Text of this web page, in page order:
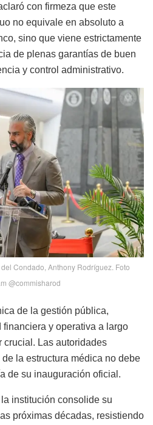
con firmeza que este
no equivale en absoluto a
sino que viene estrictamente
de plenas garantías de buen
y control administrativo.
Condado, Anthony Rodríguez. Foto
@commisharod
de la gestión pública,
y operativa a largo
crucial. Las autoridades
la estructura médica no debe
de su inauguración oficial.
institución consolide su
próximas décadas, resistiendo